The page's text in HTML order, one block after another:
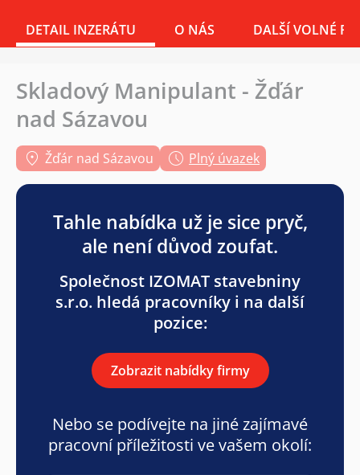
DETAIL INZERÁTU O NÁS DALŠÍ VOLNÉ
Skladový Manipulant - Žďár
nad Sázavou
Žďár nad Sázavou Plný úvazek
Tahle nabídka už je sice pryč,
ale není důvod zoufat.
Společnost IZOMAT stavebniny
s.r.o. hledá pracovníky i na další
pozice:
Zobrazit nabídky firmy
Nebo se podívejte na jiné zajímavé
pracovní příležitosti ve vašem okolí: